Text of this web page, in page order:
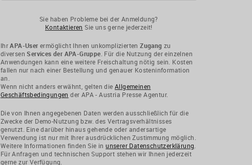
Sie haben Probleme bei der Anmeldung?
Kontaktieren Sie uns gerne jederzeit!
IhrAPA-User ermöglicht Ihnen unkompliziertenZugang zu
diversen Services der APA-Gruppe . Für die Nutzung der einzelnen
Anwendungen kann eine weitere Freischaltung nötig sein. Kosten
fallen nur nach einer Bestellung und genauer Kosteninformation
an.
Wenn nicht anders erwähnt, gelten dieAllgemeinen
Geschäftsbedingungen der APA - Austria Presse Agentur.
Die von Ihnen angegebenen Daten werden ausschließlich für die
Zwecke der Demo-Nutzung bzw. des Vertragsverhältnisses
genutzt. Eine darüber hinaus gehende oder andersartige
Verwendung ist nur mit Ihrer ausdrücklichen Zustimmung möglich.
Weitere Informationen finden Sie inunserer Datenschutzerklärung
Für Anfragen und technischen Support stehen wir Ihnen jederzeit
gerne zur Verfügung.